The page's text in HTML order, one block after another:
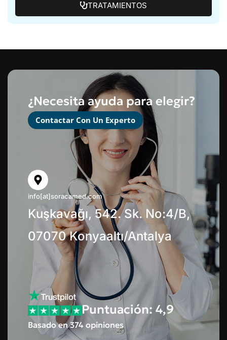
TRATAMIENTOS
¿Necesita ayuda para elegir?
Contactar Con Un Experto
info[at]soracamed.com
Kuşkavağı, 542. Sk. No:4/B,
07070 Konyaaltı/Antalya
Puntuación: 4,9
Basado en 374 opiniones